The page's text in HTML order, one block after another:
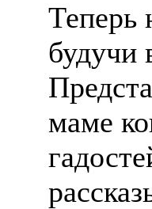
Теперь
будучи
маме